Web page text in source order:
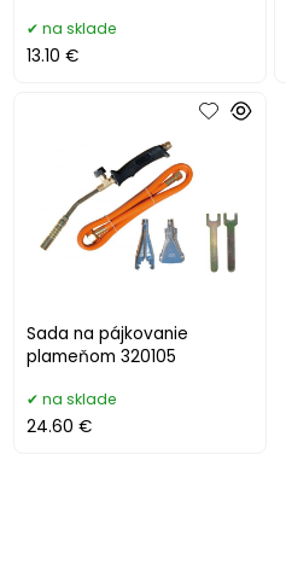
884810
na sklade
13.10 €
Sada na pájkovanie
plameňom 320105
na sklade
24.60 €